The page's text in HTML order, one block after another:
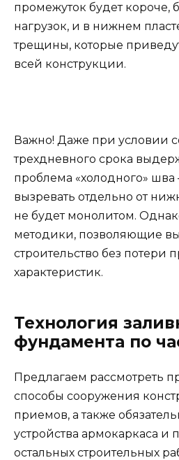
промежуток будет короче,
нагрузок, и в нижнем
трещины, которые
всей конструкции.
Важно! Даже при условии
трехдневного срока
проблема «холодного»
вызревать отдельно от
не будет монолитом.
методики, позволяющие
строительство без потери
характеристик.
Технология
фундамента по
Предлагаем рассмотреть
способы сооружения
приемов, а также
устройства армокаркаса и
остальных строительных